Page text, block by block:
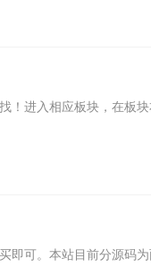
进入相应板块，在板
即可。本站目前分源码